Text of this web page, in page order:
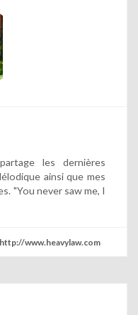
les dernières
ainsi que mes
"You never saw me, I
http://www.heavylaw.com